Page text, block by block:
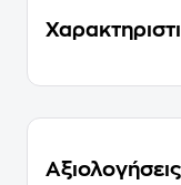
Αξιολογήσεις